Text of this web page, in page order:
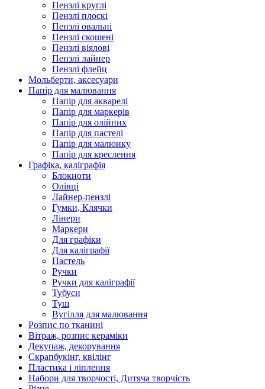
Пензлі круглі
Пензлі плоскі
Пензлі овальні
Пензлі скошені
Пензлі віялові
Пензлі лайнер
Пензлі флейц
Мольберти, аксесуари
Папір для малювання
Папір для акварелі
Папір для маркерів
Папір для олійних
Папір для пастелі
Папір для малюнку
Папір для креслення
Графіка, каліграфія
Блокноти
Олівці
Лайнер-пензлі
Гумки, Клячки
Лінери
Маркери
Для графіки
Для каліграфії
Пастель
Ручки
Ручки для каліграфії
Тубуси
Туш
Вугілля для малювання
Розпис по тканині
Вітраж, розпис кераміки
Декупаж, декорування
Скрапбукінг, квілінг
Пластика і ліплення
Набори для творчості, Дитяча творчість